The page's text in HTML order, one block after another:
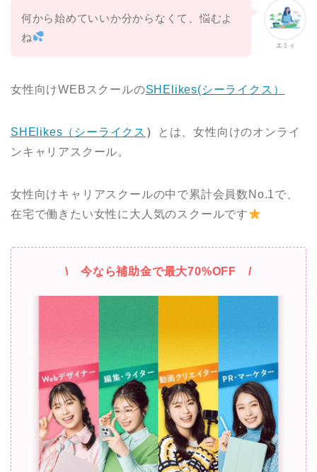
エミィ
何から始めていいか分からなくて、悩むよ
ね
女性向けWEBスクールのSHElikes(シーライクス）
SHElikes（シーライクス ）
とは、女性向けのオンライ
ンキャリアスクール。
女性向けキャリアスクールの中で累計会員数No.1で、
在宅で働きたい女性に大人気のスクールです
\ 今なら補助金で最大70%OFF /